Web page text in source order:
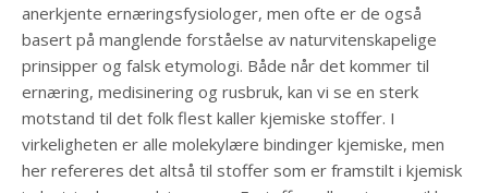
anerkjente ernæringsfysiologer, men ofte er de også
basert på manglende forståelse av naturvitenskapelige
prinsipper og falsk etymologi. Både når det kommer til
ernæring, medisinering og rusbruk, kan vi se en sterk
motstand til det folk flest kaller kjemiske stoffer. I
virkeligheten er alle molekylære bindinger kjemiske, men
her refereres det altså til stoffer som er framstilt i kjemisk